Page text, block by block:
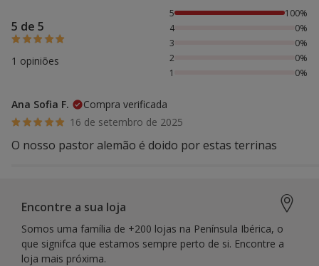
5 de 5
1 opiniões
100% das pessoas avaliaram com 5 estrelas,
5
100%
4
0%
3
0%
2
0%
1
0%
Ana Sofia F.
Compra verificada
16 de setembro de 2025
O nosso pastor alemão é doido por estas terrinas
Encontre a sua loja
Somos uma família de +200 lojas na Península Ibérica, o
que signifca que estamos sempre perto de si. Encontre a
loja mais próxima.